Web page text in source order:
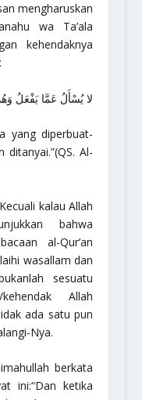
mengharuskan
wa Ta’ala
kehendaknya
لا يُسْأَلُ عَمَّا يَفْعَلُ
yang diperbuat-
ditanyai.”(QS. Al-
kalau Allah
bahwa
al-Qur’an
wasallam dan
sesuatu
/kehendak Allah
ada satu pun
Nya.
berkata
ini:“Dan ketika